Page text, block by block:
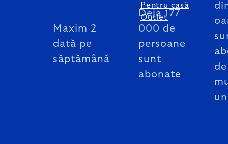
Maxim 2
dată pe
săptămână
Deja 177
000 de
persoane
sunt
abonate
Pentru casă
Outlet